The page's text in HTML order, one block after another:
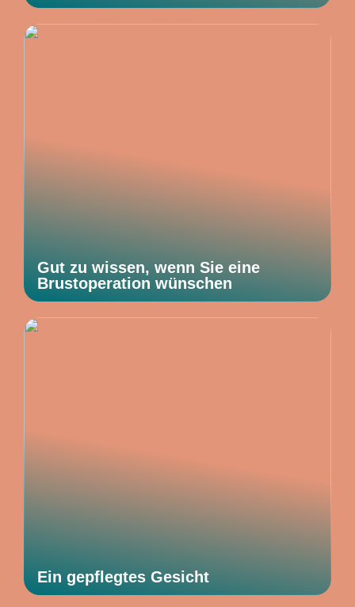
Gut zu wissen, wenn Sie eine
Brustoperation wünschen
Ein gepflegtes Gesicht